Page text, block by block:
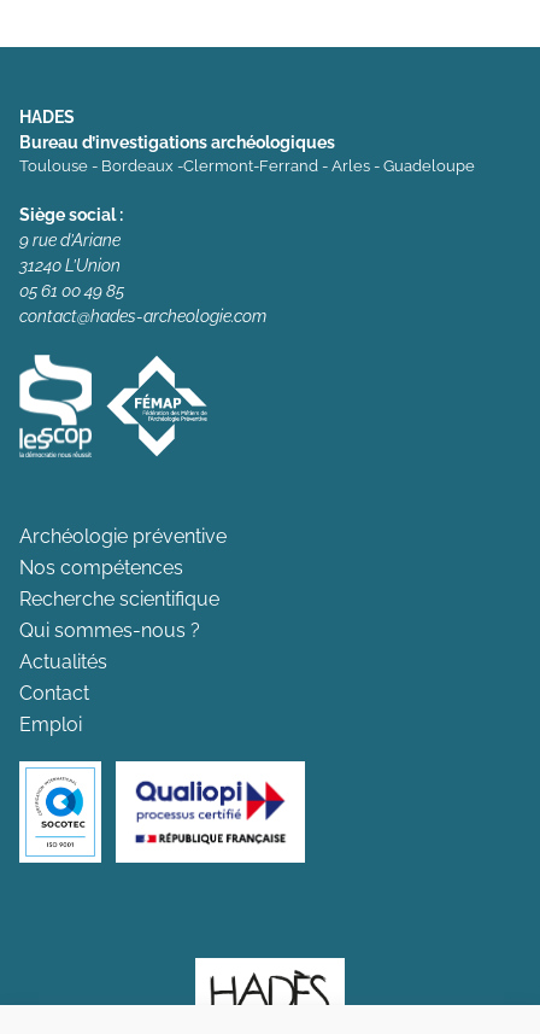
HADES
Bureau d’investigations archéologiques
Toulouse - Bordeaux -Clermont-Ferrand - Arles - Guadeloupe
Siège social :
9 rue d’Ariane
31240 L’Union
05 61 00 49 85
contact@hades-archeologie.com
Archéologie préventive
Nos compétences
Recherche scientifique
Qui sommes-nous ?
Actualités
Contact
Emploi